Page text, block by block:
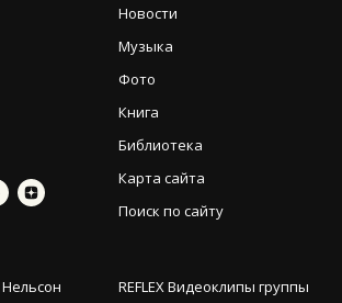
Новости
Музыка
Фото
Книга
Библиотека
Карта сайта
Поиск по сайту
REFLEX Видеоклипы группы